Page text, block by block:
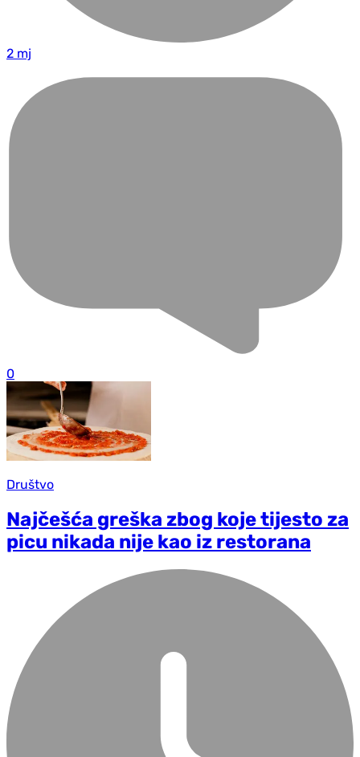
2 mj
0
Društvo
Najčešća greška zbog koje tijesto za
picu nikada nije kao iz restorana